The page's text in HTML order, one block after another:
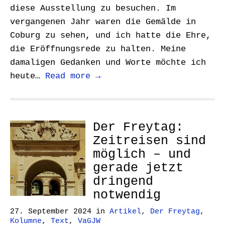
diese Ausstellung zu besuchen. Im
vergangenen Jahr waren die Gemälde in
Coburg zu sehen, und ich hatte die Ehre,
die Eröffnungsrede zu halten. Meine
damaligen Gedanken und Worte möchte ich
heute… Read more →
Der Freytag:
Zeitreisen sind
möglich – und
gerade jetzt
dringend
notwendig
27. September 2024 in Artikel, Der Freytag,
Kolumne, Text, VaGJW